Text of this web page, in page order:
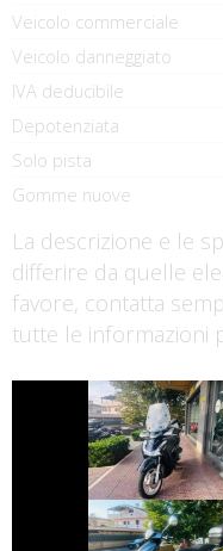
Veicolo commerciale
Veicolo danneggiato
IVA deducibile
Depotenziata
Solo pista
Gomme nuove
La descrizione e le
differire da quelle
favore, contatta
tutte le informazioni
HONDA
€ 1.650